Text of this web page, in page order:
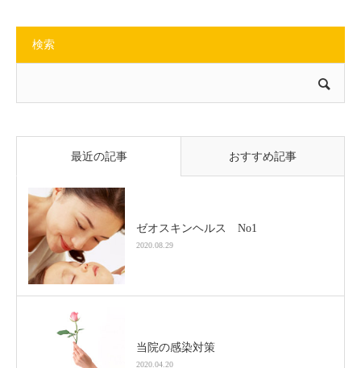
検索
最近の記事 おすすめ記事
ゼオスキンヘルス No1
2020.08.29
当院の感染対策
2020.04.20